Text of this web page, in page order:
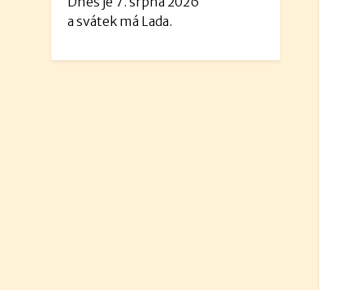
a svátek má Lada.